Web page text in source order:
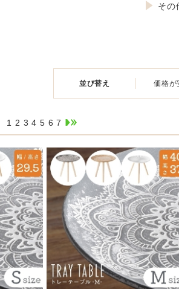
その
並び替え 価格が
1 2 3 4 5 6 7